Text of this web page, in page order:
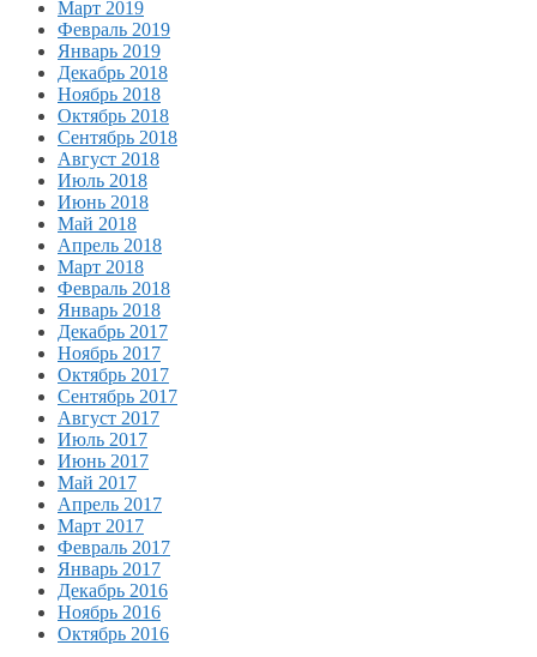
Март 2019
Февраль 2019
Январь 2019
Декабрь 2018
Ноябрь 2018
Октябрь 2018
Сентябрь 2018
Август 2018
Июль 2018
Июнь 2018
Май 2018
Апрель 2018
Март 2018
Февраль 2018
Январь 2018
Декабрь 2017
Ноябрь 2017
Октябрь 2017
Сентябрь 2017
Август 2017
Июль 2017
Июнь 2017
Май 2017
Апрель 2017
Март 2017
Февраль 2017
Январь 2017
Декабрь 2016
Ноябрь 2016
Октябрь 2016